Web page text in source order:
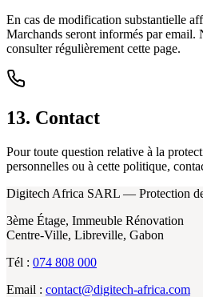
En cas de modification substantielle
Marchands seront informés par email.
consulter régulièrement cette page.
13. Contact
Pour toute question relative à la
personnelles ou à cette politique,
Digitech Africa SARL — Protection
3ème Étage, Immeuble Rénovation
Centre-Ville, Libreville, Gabon
Tél : 074 808 000
Email : contact@digitech-africa.com